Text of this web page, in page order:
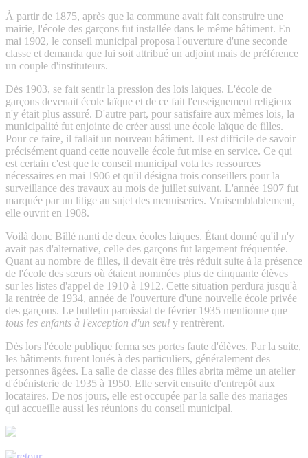
À partir de 1875, après que la commune avait fait construire une
mairie, l'école des garçons fut installée dans le même bâtiment. En
mai 1902, le conseil municipal proposa l'ouverture d'une seconde
classe et demanda que lui soit attribué un adjoint mais de préférence
un couple d'instituteurs.
Dès 1903, se fait sentir la pression des lois laïques. L'école de
garçons devenait école laïque et de ce fait l'enseignement religieux
n'y était plus assuré. D'autre part, pour satisfaire aux mêmes lois, la
municipalité fut enjointe de créer aussi une école laïque de filles.
Pour ce faire, il fallait un nouveau bâtiment. Il est difficile de savoir
précisément quand cette nouvelle école fut mise en service. Ce qui
est certain c'est que le conseil municipal vota les ressources
nécessaires en mai 1906 et qu'il désigna trois conseillers pour la
surveillance des travaux au mois de juillet suivant. L'année 1907 fut
marquée par un litige au sujet des menuiseries. Vraisemblablement,
elle ouvrit en 1908.
Voilà donc Billé nanti de deux écoles laïques. Étant donné qu'il n'y
avait pas d'alternative, celle des garçons fut largement fréquentée.
Quant au nombre de filles, il devait être très réduit suite à la présence
de l'école des sœurs où étaient nommées plus de cinquante élèves
sur les listes d'appel de 1910 à 1912. Cette situation perdura jusqu'à
la rentrée de 1934, année de l'ouverture d'une nouvelle école privée
des garçons. Le bulletin paroissial de février 1935 mentionne que
tous les enfants à l'exception d'un seul y rentrèrent.
Dès lors l'école publique ferma ses portes faute d'élèves. Par la suite,
les bâtiments furent loués à des particuliers, généralement des
personnes âgées. La salle de classe des filles abrita même un atelier
d'ébénisterie de 1935 à 1950. Elle servit ensuite d'entrepôt aux
locataires. De nos jours, elle est occupée par la salle des mariages
qui accueille aussi les réunions du conseil municipal.